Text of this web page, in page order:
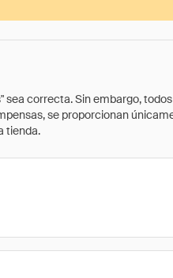
correcta. Sin embargo,
se proporcionan
tienda.